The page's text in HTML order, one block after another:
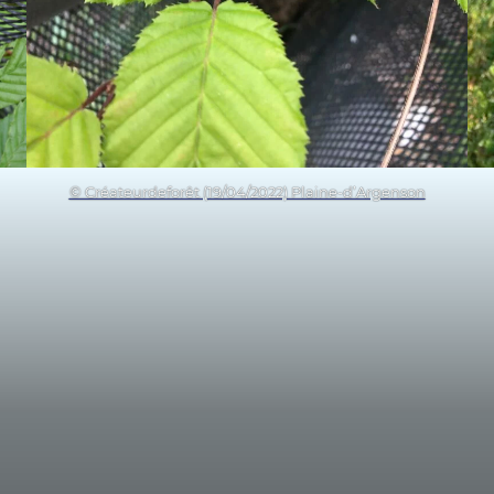
© Créateurdeforêt (19/04/2022) Plaine-d’Argenson